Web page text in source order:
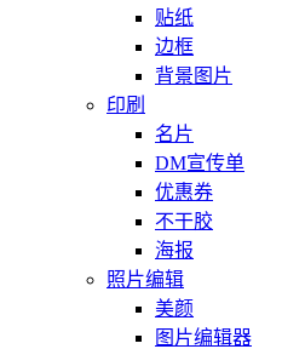
贴纸
边框
背景图片
印刷
名片
DM宣传单
优惠券
不干胶
海报
照片编辑
美颜
图片编辑器